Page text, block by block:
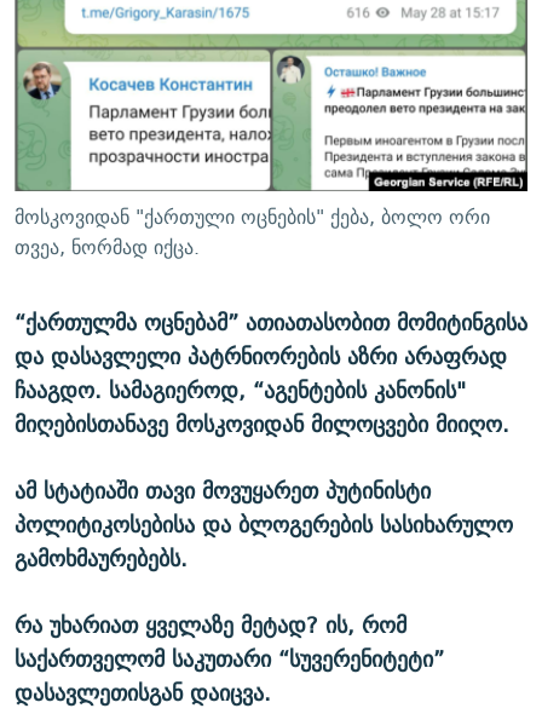
ᲛᲝᲚᲐᲞᲐᲠᲐᲙᲔ ᲢᲔᲥᲡᲢᲔᲑᲘ
ᲨᲘᲜ - ᲣᲪᲮᲝᲔᲗᲨᲘ
ᲚᲘᲢᲔᲠᲐᲢᲣᲠᲣᲚᲘ ᲬᲐᲮᲜᲐᲒᲔᲑᲘ
ᲐᲛᲔᲠᲘᲙᲣᲚᲘ ᲛᲝᲗᲮᲠᲝᲑᲐ
ᲘᲛᲞᲔᲠᲘᲐ ᲓᲐ ᲠᲐᲓᲘᲝ
ᲩᲔᲛᲘ ᲡᲘᲙᲕᲓᲘᲚᲘᲡ ᲛᲘᲖᲔᲖᲘᲐ COVID-19
11 ᲬᲔᲚᲘ - 11 ᲐᲛᲑᲐᲕᲘ
ᲡᲐᲞᲐᲠᲚᲐᲛᲔᲜᲢᲝ ᲐᲠᲩᲔᲕᲜᲔᲑᲘᲡ ᲘᲡᲢᲝᲠᲘᲐ
ᲑᲐᲕᲨᲕᲔᲑᲘ ᲞᲠᲝᲡᲢᲘᲢᲣᲪᲘᲐᲨᲘ - ᲐᲛᲝᲣᲗᲥᲛᲔᲚᲘ ᲐᲛᲑᲐᲕᲘ
5 ᲐᲛᲑᲐᲕᲘ - 20 ᲘᲕᲜᲘᲡᲡ ᲓᲐᲨᲐᲕᲔᲑᲣᲚᲔᲑᲘ
ᲐᲒᲕᲘᲡᲢᲝᲡ ᲝᲛᲘ
ᲒᲐᲛᲝᲘᲬᲔᲠᲔ
რთე/რთ-ის ყველა საიტი
მოსკოვიდან "ქართული ოცნების" ქება, ბოლო ორი
თვეა, ნორმად იქცა.
“ქართულმა ოცნებამ” ათიათასობით მომიტინგისა
და დასავლელი პატრნიორების აზრი არაფრად
ჩააგდო. სამაგიეროდ, “აგენტების კანონის"
მიღებისთანავე მოსკოვიდან მილოცვები მიიღო.
ამ სტატიაში თავი მოვუყარეთ პუტინისტი
პოლიტიკოსებისა და ბლოგერების სასიხარულო
გამოხმაურებებს.
რა უხარიათ ყველაზე მეტად? ის, რომ
საქართველომ საკუთარი “სუვერენიტეტი”
დასავლეთისგან დაიცვა.